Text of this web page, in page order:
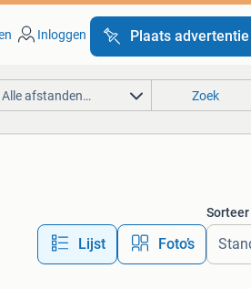
Inloggen Plaats advertentie
Alle afstanden… Zoek
Lijst Foto’s